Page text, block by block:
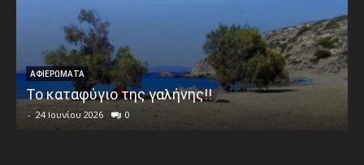
ΑΦΙΕΡΩΜΑΤΑ
Το καταφύγιο της γαλήνης!!
- 24 Ιουνίου 2026 0